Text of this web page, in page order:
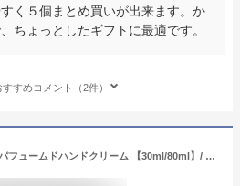
く５個まとめ買いが出来ます。か
ちょっとしたギフトに最適です。
すめコメント（2件）
＼イニスフリー／マイパフュームドハンドクリーム 【30ml/80ml】/ 韓国コスメ / ハンドケア/ハンドクリーム/ 保湿 /INNISFREE / MY PERFUMED HAND CREAM